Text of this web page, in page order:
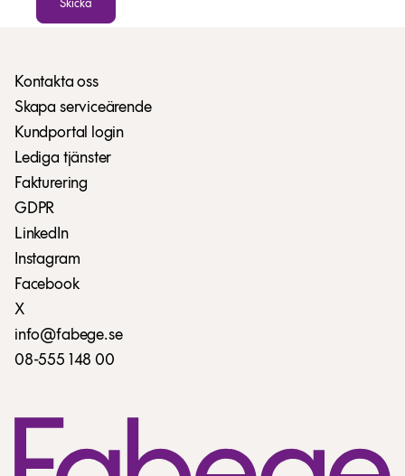
Skicka
Kontakta oss
Skapa serviceärende
Kundportal login
Lediga tjänster
Fakturering
GDPR
LinkedIn
Instagram
Facebook
X
info@fabege.se
08-555 148 00